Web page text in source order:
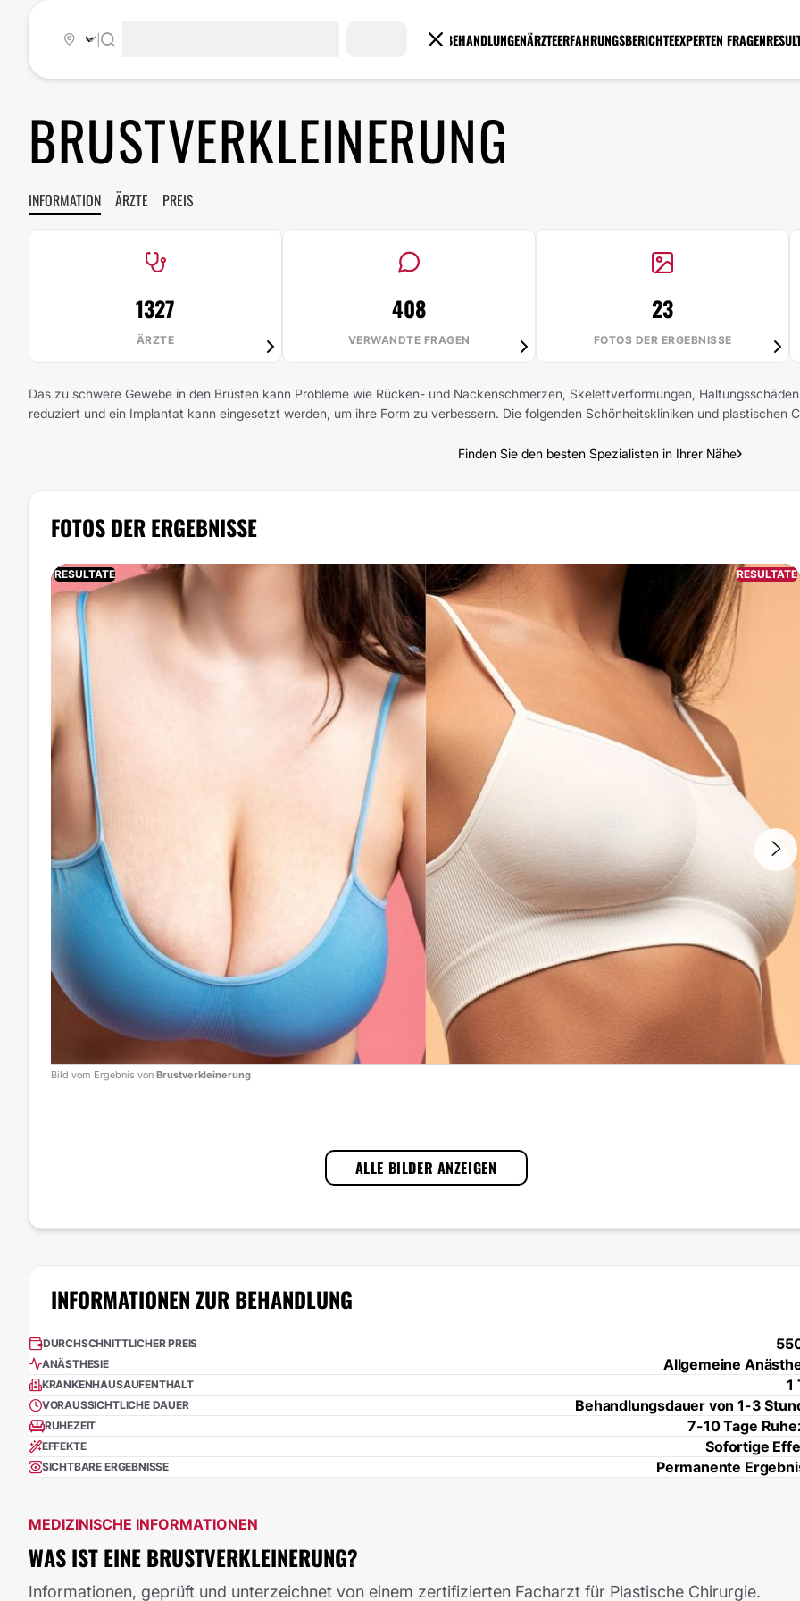
BEHANDLUNGENÄRZTEERFAHRUNGSBERICHTEEXPERTEN FRAGEN
BRUSTVERKLEINERUNG
INFORMATION ÄRZTE PREIS
1327
ÄRZTE
408
VERWANDTE FRAGEN
23
FOTOS DER ERGEBNISSE
Das zu schwere Gewebe in den Brüsten kann Probleme wie Rücken- und Nackenschmerzen, Skelettverformungen,
reduziert und ein Implantat kann eingesetzt werden, um ihre Form zu verbessern. Die folgenden Schönheitskliniken und plastischen
Finden Sie den besten Spezialisten in Ihrer Nähe
FOTOS DER ERGEBNISSE
RESULTATE RESULTATE
Bild vom Ergebnis von Brustverkleinerung
ALLE BILDER ANZEIGEN
INFORMATIONEN ZUR BEHANDLUNG
DURCHSCHNITTLICHER PREIS
ANÄSTHESIE Allgemeine
KRANKENHAUSAUFENTHALT 1
VORAUSSICHTLICHE DAUER Behandlungsdauer von 1-3
RUHEZEIT 7-10 Tage
EFFEKTE Sofortige
SICHTBARE ERGEBNISSE Permanente
MEDIZINISCHE INFORMATIONEN
WAS IST EINE BRUSTVERKLEINERUNG?
Informationen, geprüft und unterzeichnet von einem zertifizierten Facharzt für Plastische Chirurgie.